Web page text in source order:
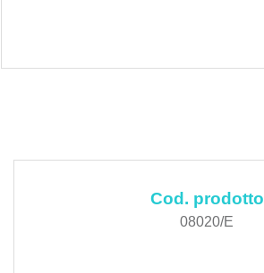
Cod. prodotto
08020/E